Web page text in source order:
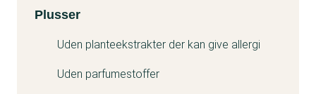
Kemitest
Plusser
Uden planteekstrakter der kan give allergi
Uden parfumestoffer